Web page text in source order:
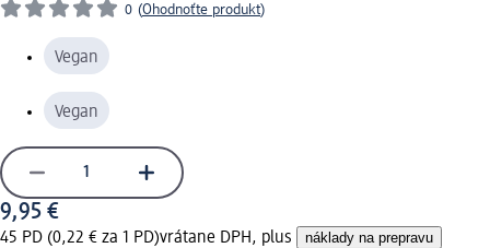
0 (Ohodnoťte produkt)
Vegan
Vegan
9,95 €
45 PD (0,22 € za 1 PD)vrátane DPH, plus náklady na prepravu